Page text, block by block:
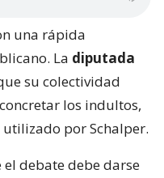
una rápida
La diputada
su colectividad
los indultos,
por Schalper.
debate debe darse